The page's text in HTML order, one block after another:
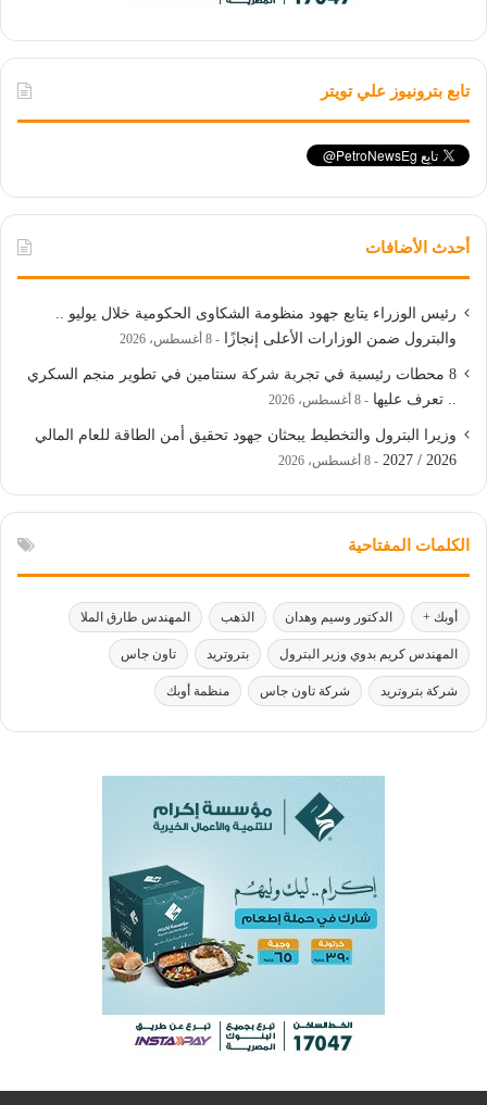
تابع بترونيوز علي تويتر
أحدث الأضافات
رئيس الوزراء يتابع جهود منظومة الشكاوى الحكومية خلال يوليو ..
والبترول ضمن الوزارات الأعلى إنجازًا
8 أغسطس، 2026
8 محطات رئيسية في تجربة شركة سنتامين في تطوير منجم السكري
.. تعرف عليها
8 أغسطس، 2026
وزيرا البترول والتخطيط يبحثان جهود تحقيق أمن الطاقة للعام المالي
2026 / 2027
8 أغسطس، 2026
الكلمات المفتاحية
أوبك + الدكتور وسيم وهدان الذهب المهندس طارق الملا
المهندس كريم بدوي وزير البترول بتروتريد تاون جاس
شركة بتروتريد شركة تاون جاس منظمة أوبك